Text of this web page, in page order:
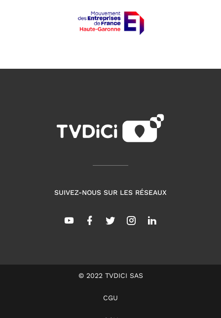
SUIVEZ-NOUS SUR LES RÉSEAUX
© 2022 TVDICI SAS
CGU